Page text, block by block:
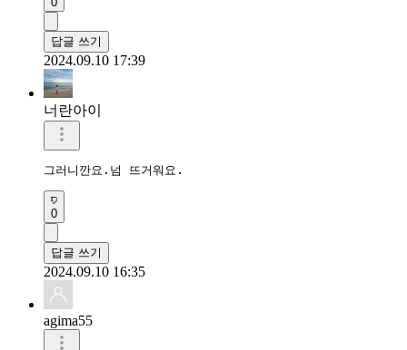
답글 쓰기
2024.09.10 17:39
너란아이
그러니깐요.넘 뜨거워요.
0
답글 쓰기
2024.09.10 16:35
agima55